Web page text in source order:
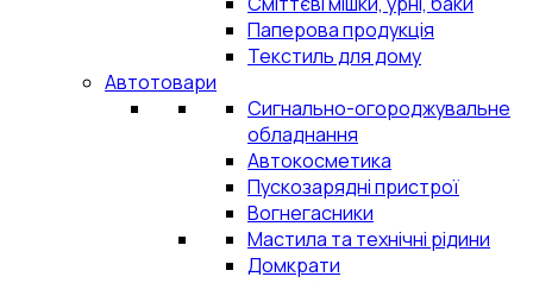
Паперова продукція
Текстиль для дому
Автотовари
Сигнально-огороджувальне
обладнання
Автокосметика
Пускозарядні пристрої
Вогнегасники
Мастила та технічні рідини
Домкрати